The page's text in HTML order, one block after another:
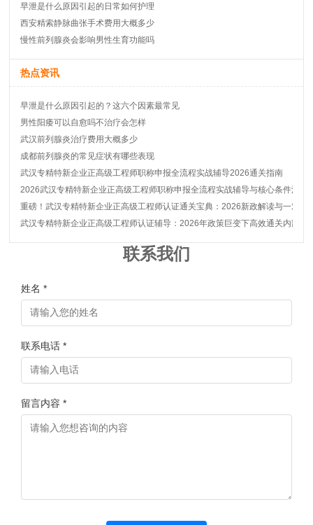
早泄是什么原因引起的日常如何护理
西安精索静脉曲张手术费用大概多少
慢性前列腺炎会影响男性生育功能吗
热点资讯
早泄是什么原因引起的？这六个因素最常见
男性阳痿可以自愈吗不治疗会怎样
武汉前列腺炎治疗费用大概多少
成都前列腺炎的常见症状有哪些表现
武汉专精特新企业正高级工程师职称申报全流程实战辅导2026通关指南
2026武汉专精特新企业正高级工程师职称申报全流程实战辅导与核心条件深度
重磅！武汉专精特新企业正高级工程师认证通关宝典：2026新政解读与一对一
武汉专精特新企业正高级工程师认证辅导：2026年政策巨变下高效通关内部秘
联系我们
姓名 *
联系电话 *
留言内容 *